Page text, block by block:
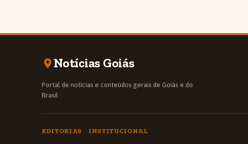
Notícias Goiás
Portal de notícias e conteúdos gerais de Goiás e do
Brasil
EDITORIAS INSTITUCIONAL